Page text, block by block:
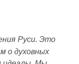
Руси. Это
о духовных